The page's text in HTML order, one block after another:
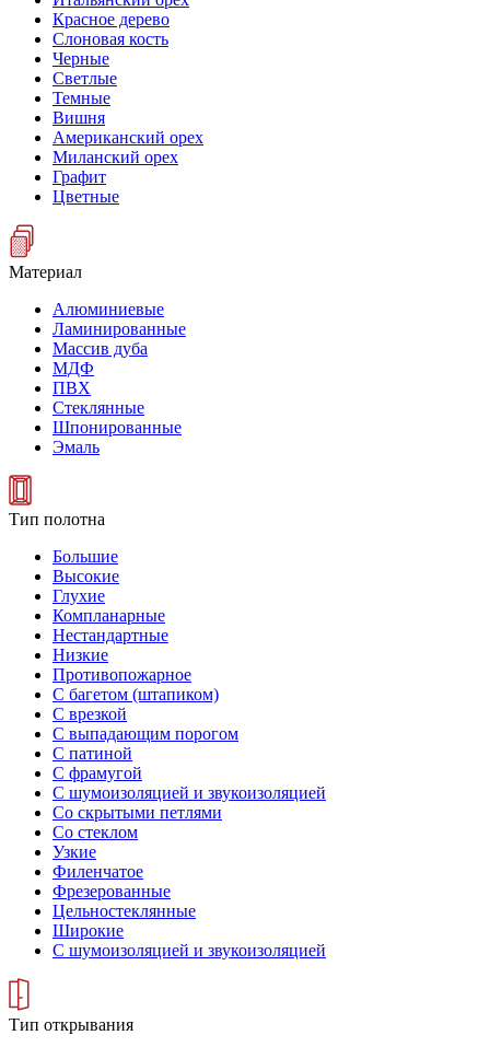
Красное дерево
Слоновая кость
Черные
Светлые
Темные
Вишня
Американский орех
Миланский орех
Графит
Цветные
Материал
Алюминиевые
Ламинированные
Массив дуба
МДФ
ПВХ
Стеклянные
Шпонированные
Эмаль
Тип полотна
Большие
Высокие
Глухие
Компланарные
Нестандартные
Низкие
Противопожарное
С багетом (штапиком)
С врезкой
С выпадающим порогом
С патиной
С фрамугой
С шумоизоляцией и звукоизоляцией
Со скрытыми петлями
Со стеклом
Узкие
Филенчатое
Фрезерованные
Цельностеклянные
Широкие
С шумоизоляцией и звукоизоляцией
Тип открывания